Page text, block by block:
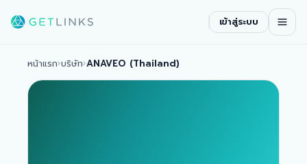
เข้าสู่ระบบ
หน้าแรก›บริษัท›ANAVEO (Thailand)